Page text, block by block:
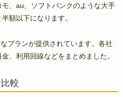
、au、ソフトバンクのような大手
額以下になります。
プランが提供されています。各社
、利用回線などをまとめました。
較